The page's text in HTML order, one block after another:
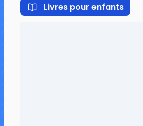
Livres pour enfants